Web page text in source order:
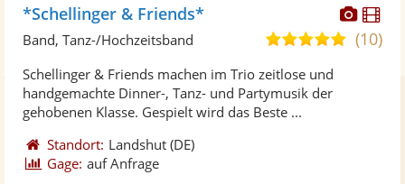
*Schellinger & Friends*
5,0(10)
Band, Tanz-/Hochzeitsband
Schellinger & Friends machen im Trio zeitlose und
handgemachte Dinner-, Tanz- und Partymusik der
gehobenen Klasse. Gespielt wird das Beste ...
Standort: Landshut (DE)
Gage: auf Anfrage